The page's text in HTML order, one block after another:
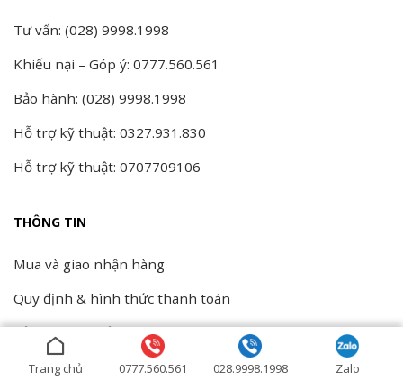
Tư vấn: (028) 9998.1998
Khiếu nại – Góp ý: 0777.560.561
Bảo hành: (028) 9998.1998
Hỗ trợ kỹ thuật: 0327.931.830
Hỗ trợ kỹ thuật: 0707709106
THÔNG TIN
Mua và giao nhận hàng
Quy định & hình thức thanh toán
Bảo hành và bảo trì
Đổi trả và hoàn tiền
Trang chủ 0777.560.561 028.9998.1998 Zalo